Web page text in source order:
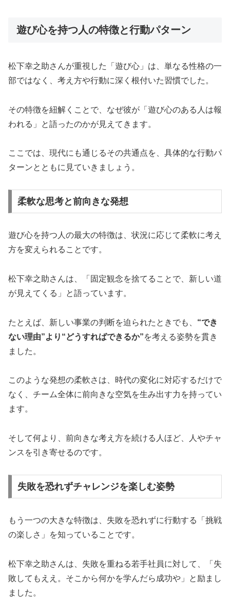
遊び心を持つ人の特徴と行動パターン
松下幸之助さんが重視した「遊び心」は、単なる性格の一
部ではなく、考え方や行動に深く根付いた習慣でした。
その特徴を紐解くことで、なぜ彼が「遊び心のある人は報
われる」と語ったのかが見えてきます。
ここでは、現代にも通じるその共通点を、具体的な行動パ
ターンとともに見ていきましょう。
柔軟な思考と前向きな発想
遊び心を持つ人の最大の特徴は、状況に応じて柔軟に考え
方を変えられることです。
松下幸之助さんは、「固定観念を捨てることで、新しい道
が見えてくる」と語っています。
たとえば、新しい事業の判断を迫られたときでも、 “でき
ない理由”より“どうすればできるか”を考える姿勢を貫き
ました。
このような発想の柔軟さは、時代の変化に対応するだけで
なく、チーム全体に前向きな空気を生み出す力を持ってい
ます。
そして何より、前向きな考え方を続ける人ほど、人やチャ
ンスを引き寄せるのです。
失敗を恐れずチャレンジを楽しむ姿勢
もう一つの大きな特徴は、失敗を恐れずに行動する「挑戦
の楽しさ」を知っていることです。
松下幸之助さんは、失敗を重ねる若手社員に対して、「失
敗してもええ。そこから何かを学んだら成功や」と励まし
ました。